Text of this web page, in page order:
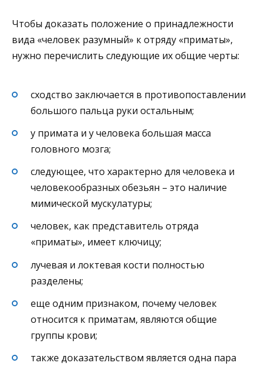
Чтобы доказать положение о принадлежности
вида «человек разумный» к отряду «приматы»,
нужно перечислить следующие их общие черты:
сходство заключается в противопоставлении
большого пальца руки остальным;
у примата и у человека большая масса
головного мозга;
следующее, что характерно для человека и
человекообразных обезьян – это наличие
мимической мускулатуры;
человек, как представитель отряда
«приматы», имеет ключицу;
лучевая и локтевая кости полностью
разделены;
еще одним признаком, почему человек
относится к приматам, являются общие
группы крови;
также доказательством является одна пара